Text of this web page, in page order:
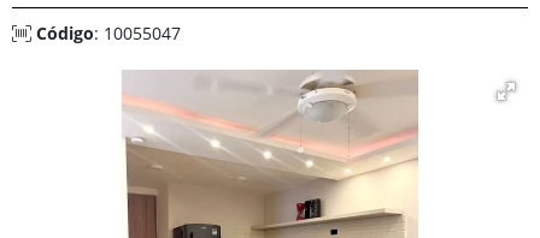
Código: 10055047